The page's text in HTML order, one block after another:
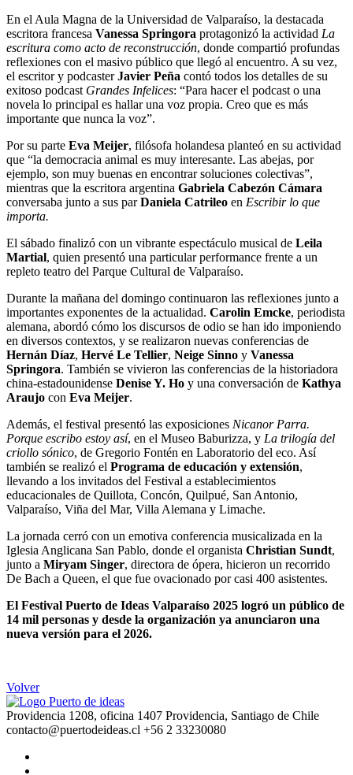
En el Aula Magna de la Universidad de Valparaíso, la destacada
escritora francesa Vanessa Springora protagonizó la actividad La
escritura como acto de reconstrucción, donde compartió profundas
reflexiones con el masivo público que llegó al encuentro. A su vez,
el escritor y podcasterJavier Peña contó todos los detalles de su
exitoso podcast Grandes Infelices: “Para hacer el podcast o una
novela lo principal es hallar una voz propia. Creo que es más
importante que nunca la voz”.
Por su parte Eva Meijer, filósofa holandesa planteó en su actividad
que “la democracia animal es muy interesante. Las abejas, por
ejemplo, son muy buenas en encontrar soluciones colectivas”,
mientras que la escritora argentina Gabriela Cabezón Cámara
conversaba junto a sus parDaniela Catrileo en Escribir lo que
importa.
El sábado finalizó con un vibrante espectáculo musical de Leila
Martial, quien presentó una particular performance frente a un
repleto teatro del Parque Cultural de Valparaíso.
Durante la mañana del domingo continuaron las reflexiones junto a
importantes exponentes de la actualidad. Carolin Emcke, periodista
alemana, abordó cómo los discursos de odio se han ido imponiendo
en diversos contextos, y se realizaron nuevas conferencias de
Hernán Díaz, Hervé Le Tellier, Neige Sinno y Vanessa
Springora. También se vivieron las conferencias de la historiadora
china-estadounidense Denise Y. Ho y una conversación de Kathya
Araujo con Eva Meijer.
Además, el festival presentó las exposiciones Nicanor Parra.
Porque escribo estoy así, en el Museo Baburizza, y La trilogía del
criollo sónico, de Gregorio Fontén en Laboratorio del eco. Así
también se realizó el Programa de educación y extensión,
llevando a los invitados del Festival a establecimientos
educacionales de Quillota, Concón, Quilpué, San Antonio,
Valparaíso, Viña del Mar, Villa Alemana y Limache.
La jornada cerró con un emotiva conferencia musicalizada en la
Iglesia Anglicana San Pablo, donde el organista Christian Sundt,
junto a Miryam Singer, directora de ópera, hicieron un recorrido
De Bach a Queen, el que fue ovacionado por casi 400 asistentes.
El Festival Puerto de Ideas Valparaíso 2025 logró un público de
14 mil personas y desde la organización ya anunciaron una
nueva versión para el 2026.
Volver
Providencia 1208, oficina 1407 Providencia, Santiago de Chile
contacto@puertodeideas.cl +56 2 33230080